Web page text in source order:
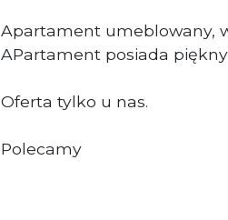
Apartament umeblowany,
APartament posiada
Oferta tylko u nas.
Polecamy